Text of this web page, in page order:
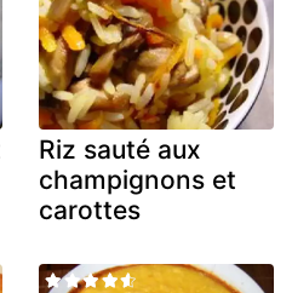
Riz sauté aux
champignons et
carottes